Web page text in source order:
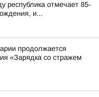
республика отмечает 85-
и...
продолжается
«Зарядка со стражем